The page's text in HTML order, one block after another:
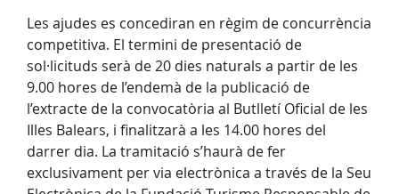
Les ajudes es concediran en règim de concurrència
competitiva. El termini de presentació de
sol·licituds serà de 20 dies naturals a partir de les
9.00 hores de l’endemà de la publicació de
l’extracte de la convocatòria al Butlletí Oficial de les
Illes Balears, i finalitzarà a les 14.00 hores del
darrer dia. La tramitació s’haurà de fer
exclusivament per via electrònica a través de la Seu